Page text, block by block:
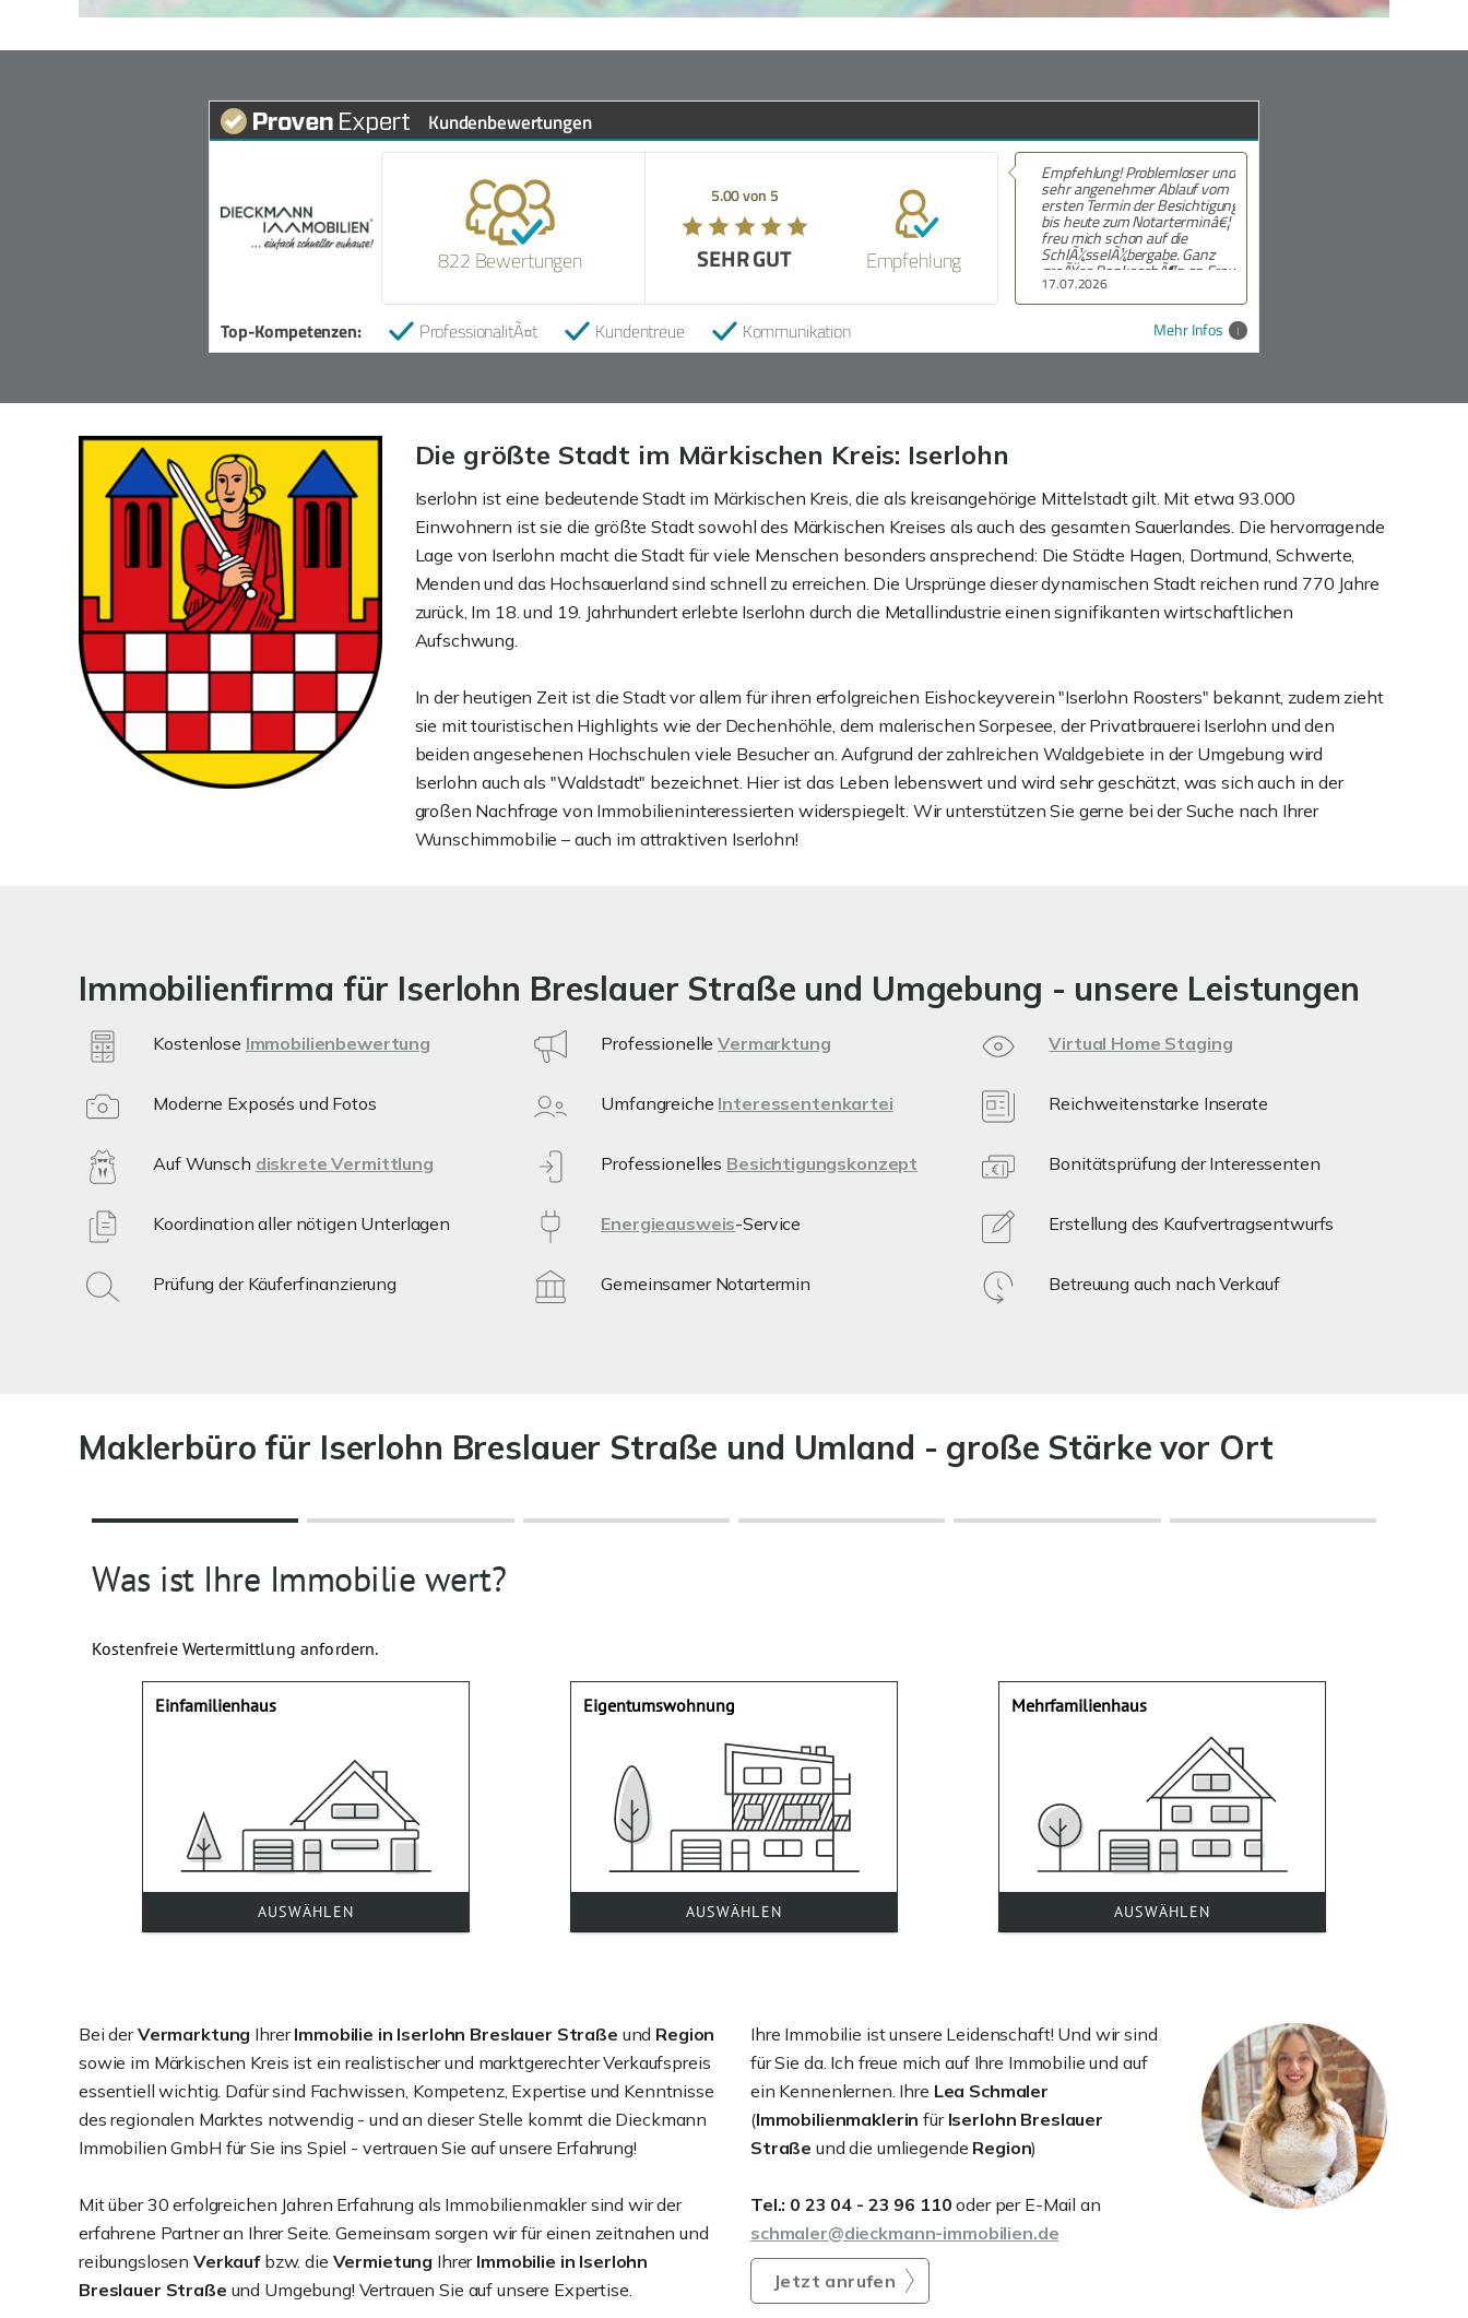
Kundenbewertungen
822 Bewertungen
5.00 von 5
SEHR GUT Empfehlung
17.07.2026
Empfehlung! Problemloser und
sehr angenehmer Ablauf vom
ersten Termin der Besichtigung
bis heute zum Notarterminâ€¦
freu mich schon auf die
SchlÃ¼sselÃ¼bergabe. Ganz
groÃŸes DankeschÃ¶n an Frau
Schmidt!
Mehr Infos
Top-Kompetenzen: ProfessionalitÃ¤t Kundentreue Kommunikation
Die größte Stadt im Märkischen Kreis: Iserlohn
Iserlohn ist eine bedeutende Stadt im Märkischen Kreis, die als kreisangehörige Mittelstadt gilt. Mit etwa 93.000
Einwohnern ist sie die größte Stadt sowohl des Märkischen Kreises als auch des gesamten Sauerlandes. Die hervorragende
Lage von Iserlohn macht die Stadt für viele Menschen besonders ansprechend: Die Städte Hagen, Dortmund, Schwerte,
Menden und das Hochsauerland sind schnell zu erreichen. Die Ursprünge dieser dynamischen Stadt reichen rund 770 Jahre
zurück, Im 18. und 19. Jahrhundert erlebte Iserlohn durch die Metallindustrie einen signifikanten wirtschaftlichen
Aufschwung.
In der heutigen Zeit ist die Stadt vor allem für ihren erfolgreichen Eishockeyverein "Iserlohn Roosters" bekannt, zudem zieht
sie mit touristischen Highlights wie der Dechenhöhle, dem malerischen Sorpesee, der Privatbrauerei Iserlohn und den
beiden angesehenen Hochschulen viele Besucher an. Aufgrund der zahlreichen Waldgebiete in der Umgebung wird
Iserlohn auch als "Waldstadt" bezeichnet. Hier ist das Leben lebenswert und wird sehr geschätzt, was sich auch in der
großen Nachfrage von Immobilieninteressierten widerspiegelt. Wir unterstützen Sie gerne bei der Suche nach Ihrer
Wunschimmobilie – auch im attraktiven Iserlohn!
Immobilienfirma für Iserlohn Breslauer Straße und Umgebung - unsere Leistungen
Kostenlose Immobilienbewertung ProfessionelleVermarktung Virtual Home Staging
Moderne Exposés und Fotos Umfangreiche Interessentenkartei Reichweitenstarke Inserate
Auf Wunsch diskrete Vermittlung Professionelles Besichtigungskonzept Bonitätsprüfung der Interessenten
Koordination aller nötigen Unterlagen Energieausweis-Service Erstellung des Kaufvertragsentwurfs
Prüfung der Käuferfinanzierung Gemeinsamer Notartermin Betreuung auch nach Verkauf
Maklerbüro für Iserlohn Breslauer Straße und Umland - große Stärke vor Ort
Bei derVermarktung IhrerImmobilie in Iserlohn Breslauer Straße und Region
sowie im Märkischen Kreis ist ein realistischer und marktgerechter Verkaufspreis
essentiell wichtig. Dafür sind Fachwissen, Kompetenz, Expertise und Kenntnisse
des regionalen Marktes notwendig - und an dieser Stelle kommt die Dieckmann
Immobilien GmbH für Sie ins Spiel - vertrauen Sie auf unsere Erfahrung!
Mit über 30 erfolgreichen Jahren Erfahrung als Immobilienmakler sind wir der
erfahrene Partner an Ihrer Seite. Gemeinsam sorgen wir für einen zeitnahen und
reibungslosen Verkauf bzw. die Vermietung Ihrer Immobilie in Iserlohn
Breslauer Straße und Umgebung! Vertrauen Sie auf unsere Expertise.
Ihre Immobilie ist unsere Leidenschaft! Und wir sind
für Sie da. Ich freue mich auf Ihre Immobilie und auf
ein Kennenlernen. Ihre Lea Schmaler
(Immobilienmaklerinfür Iserlohn Breslauer
Straße und die umliegende Region)
Tel.: 0 23 04 - 23 96 110oder per E-Mail an
schmaler@dieckmann-immobilien.de
Jetzt anrufen